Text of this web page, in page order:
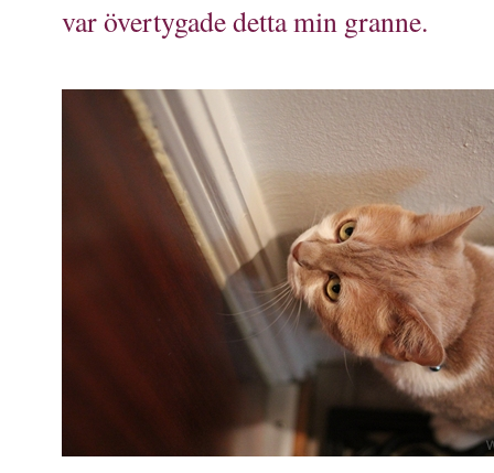
var övertygade detta min granne.